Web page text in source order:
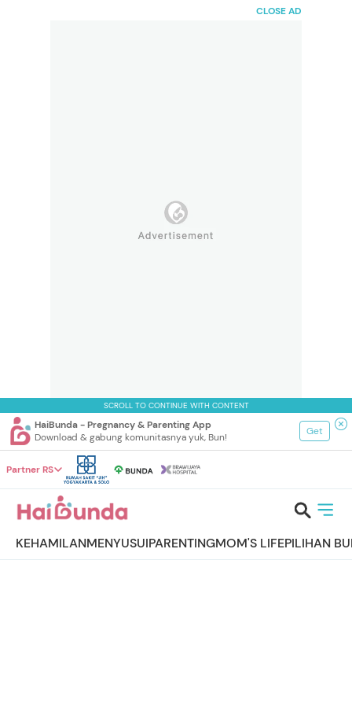
CLOSE AD
SCROLL TO CONTINUE WITH CONTENT
HaiBunda - Pregnancy & Parenting App
Download & gabung komunitasnya yuk, Bun!
Get
Partner RS
KEHAMILANMENYUSUIPARENTINGMOM'S LIFEPILIHAN